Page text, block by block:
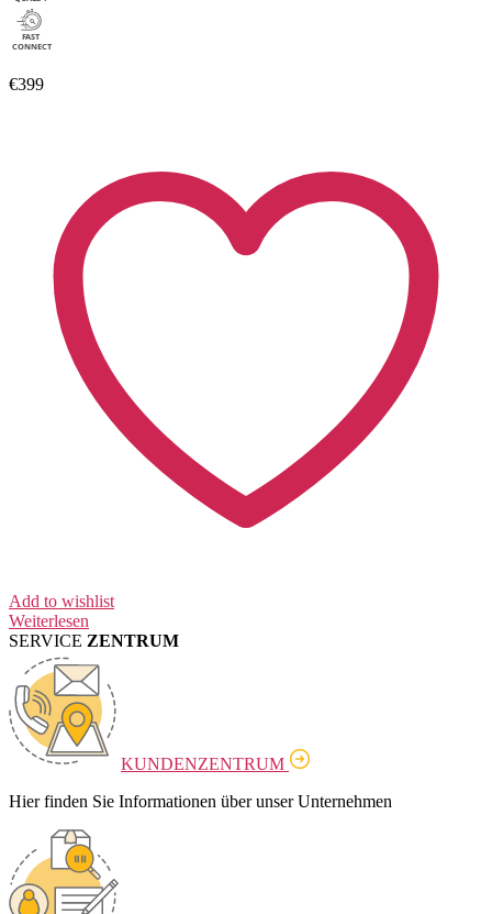
€399
Add to wishlist
Weiterlesen
SERVICE ZENTRUM
KUNDENZENTRUM
Hier finden Sie Informationen über unser Unternehmen